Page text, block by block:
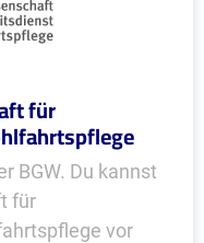
für
BGW. Du kannst
für
vor